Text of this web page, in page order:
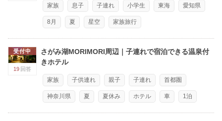
家族 息子 子連れ 小学生 東海 愛知県
8月 夏 星空 家族旅行
受付中
19 回答
さがみ湖MORIMORI周辺｜子連れで宿泊できる温泉付
きホテル
家族 子供連れ 親子 子連れ 首都圏
神奈川県 夏 夏休み ホテル 車 1泊